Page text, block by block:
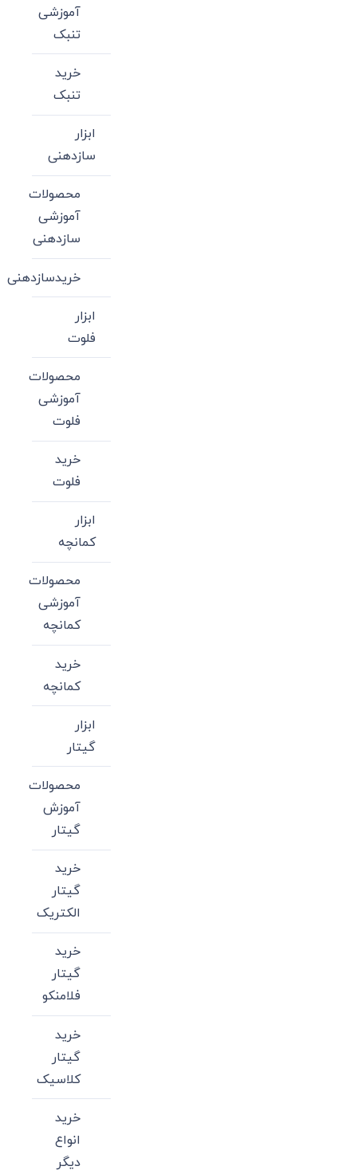
آموزشی
تنبک
خرید
تنبک
ابزار
سازدهنی
محصولات
آموزشی
سازدهنی
خریدسازدهنی
ابزار
فلوت
محصولات
آموزشی
فلوت
خرید
فلوت
ابزار
کمانچه
محصولات
آموزشی
کمانچه
خرید
کمانچه
ابزار
گیتار
محصولات
آموزش
گیتار
خرید
گیتار
الکتریک
خرید
گیتار
فلامنکو
خرید
گیتار
کلاسیک
خرید
انواع
دیگر